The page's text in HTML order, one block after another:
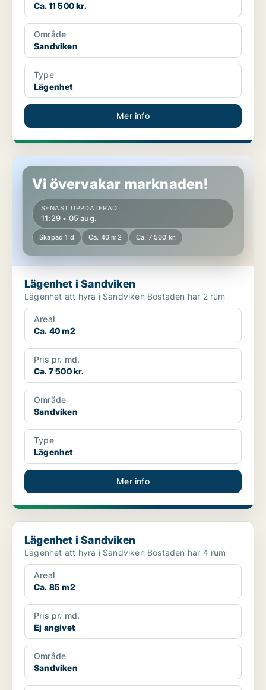
Ca. 11 500 kr.
Område
Sandviken
Type
Lägenhet
Mer info
Lägenhet i Sandviken
Vi övervakar marknaden!
SENAST UPPDATERAD
11:29 • 05 aug.
Skapad 1 d Ca. 40 m2 Ca. 7 500 kr.
Lägenhet i Sandviken
Lägenhet att hyra i Sandviken Bostaden har 2 rum
Areal
Ca. 40 m2
Pris pr. md.
Ca. 7 500 kr.
Område
Sandviken
Type
Lägenhet
Mer info
Lägenhet i Sandviken
Lägenhet i Sandviken
Lägenhet att hyra i Sandviken Bostaden har 4 rum
Areal
Ca. 85 m2
Pris pr. md.
Ej angivet
Område
Sandviken